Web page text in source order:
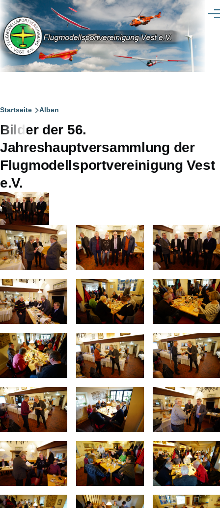
Direkt zum Inhalt
Pfadnavigation
Startseite Alben
Bilder der 56.
Jahreshauptversammlung der
Flugmodellsportvereinigung Vest
e.V.